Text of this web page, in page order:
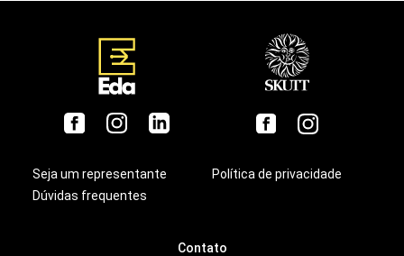
Seja um representante
Dúvidas frequentes
Política de privacidade
Contato